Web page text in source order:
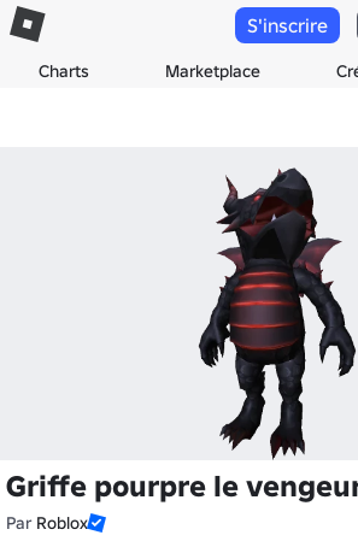
Charts Marketplace
S'inscrire
Griffe pourpre le
Par Roblox